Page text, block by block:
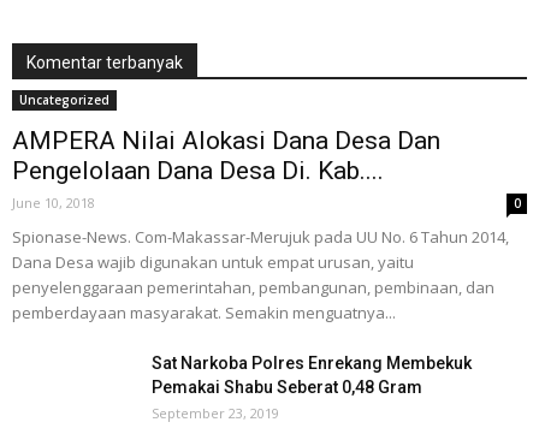
Komentar terbanyak
Uncategorized
AMPERA Nilai Alokasi Dana Desa Dan
Pengelolaan Dana Desa Di. Kab....
June 10, 2018 0
Spionase-News. Com-Makassar-Merujuk pada UU No. 6 Tahun 2014,
Dana Desa wajib digunakan untuk empat urusan, yaitu
penyelenggaraan pemerintahan, pembangunan, pembinaan, dan
pemberdayaan masyarakat. Semakin menguatnya...
Sat Narkoba Polres Enrekang Membekuk
Pemakai Shabu Seberat 0,48 Gram
September 23, 2019